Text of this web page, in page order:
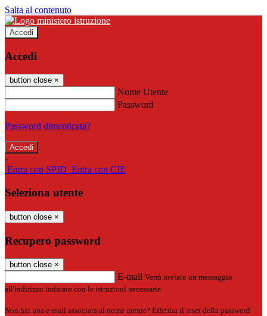
Salta al contenuto
Accedi
Accedi
button close ×
Nome Utente
Password
Password dimenticata?
-
Entra con SPID Entra con CIE
Seleziona utente
button close ×
Recupero password
button close ×
E-mail Verrà inviato un messaggio
all'indirizzo indicato con le istruzioni necessarie.
Non hai una e-mail associata al nome utente? Effettua il reset della password